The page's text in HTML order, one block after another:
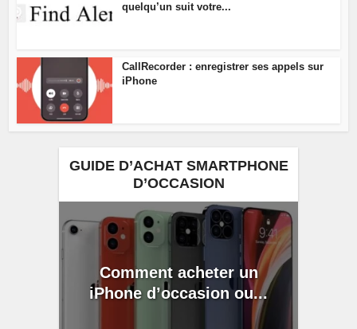
quelqu’un suit votre...
CallRecorder : enregistrer ses appels sur
iPhone
GUIDE D’ACHAT SMARTPHONE
D’OCCASION
Comment acheter un
iPhone d’occasion ou...